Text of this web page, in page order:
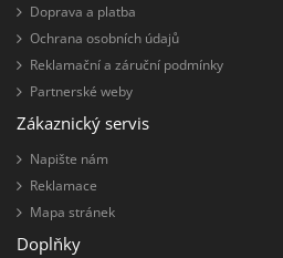
Doprava a platba
Ochrana osobních údajů
Reklamační a záruční podmínky
Partnerské weby
Zákaznický servis
Napište nám
Reklamace
Mapa stránek
Doplňky